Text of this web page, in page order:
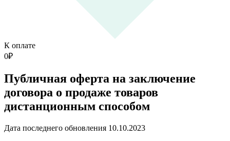
К оплате
0₽
Публичная оферта на заключение
договора о продаже товаров
дистанционным способом
Дата последнего обновления 10.10.2023